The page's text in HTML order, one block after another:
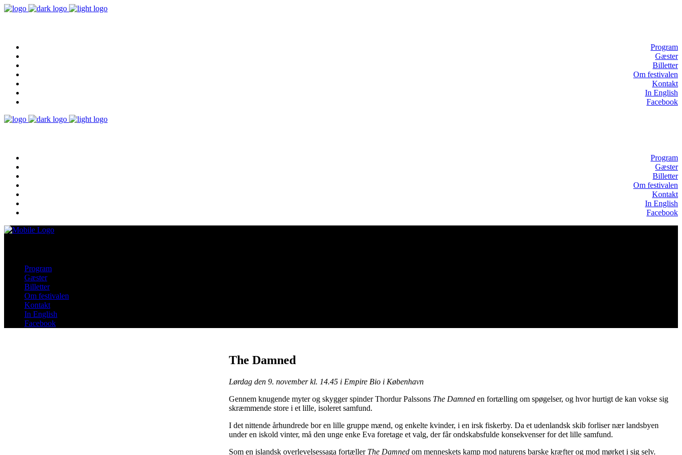
Program
Gæster
Billetter
Om festivalen
Kontakt
In English
Facebook
Program
Gæster
Billetter
Om festivalen
Kontakt
In English
Facebook
Program
Gæster
Billetter
Om festivalen
Kontakt
In English
Facebook
The Damned
Lørdag den 9. november kl. 14.45 i Empire Bio i København
Gennem knugende myter og skygger spinder Thordur Palssons The Damned en fortælling om spøgelser, og hvor hurtigt de kan vokse sig
skræmmende store i et lille, isoleret samfund.
I det nittende århundrede bor en lille gruppe mænd, og enkelte kvinder, i en irsk fiskerby. Da et udenlandsk skib forliser nær landsbyen
under en iskold vinter, må den unge enke Eva foretage et valg, der får ondskabsfulde konsekvenser for det lille samfund.
Som en islandsk overlevelsessaga fortæller The Damnedom menneskets kamp mod naturens barske kræfter og mod mørket i sig selv.